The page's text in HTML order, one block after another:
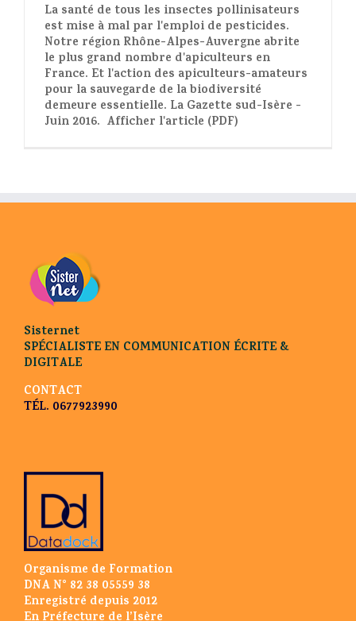
La santé de tous les insectes pollinisateurs
est mise à mal par l'emploi de pesticides.
Notre région Rhône-Alpes-Auvergne abrite
le plus grand nombre d'apiculteurs en
France. Et l'action des apiculteurs-amateurs
pour la sauvegarde de la biodiversité
demeure essentielle. La Gazette sud-Isère -
Juin 2016. Afficher l'article (PDF)
Sisternet
SPÉCIALISTE EN COMMUNICATION ÉCRITE &
DIGITALE
CONTACT
TÉL. 0677923990
Organisme de Formation
DNA N° 82 38 05559 38
Enregistré depuis 2012